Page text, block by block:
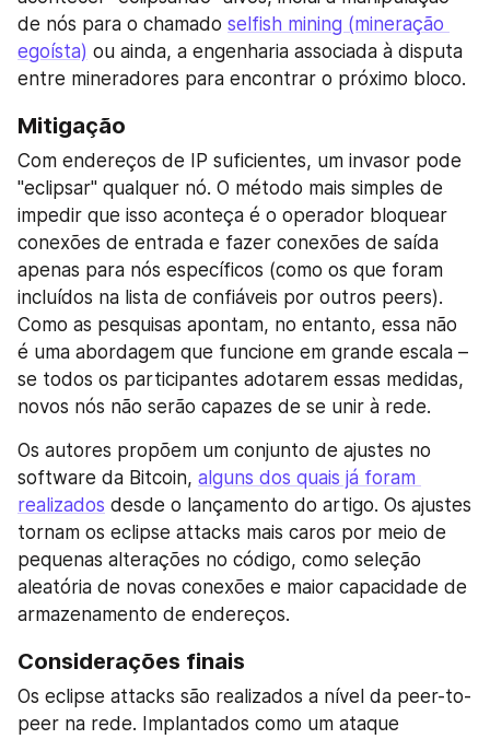
de nós para o chamado selfish mining (mineração
egoísta) ou ainda, a engenharia associada à disputa
entre mineradores para encontrar o próximo bloco.
Mitigação
Com endereços de IP suficientes, um invasor pode
"eclipsar" qualquer nó. O método mais simples de
impedir que isso aconteça é o operador bloquear
conexões de entrada e fazer conexões de saída
apenas para nós específicos (como os que foram
incluídos na lista de confiáveis por outros peers).
Como as pesquisas apontam, no entanto, essa não
é uma abordagem que funcione em grande escala –
se todos os participantes adotarem essas medidas,
novos nós não serão capazes de se unir à rede.
Os autores propõem um conjunto de ajustes no
software da Bitcoin, alguns dos quais já foram
realizados desde o lançamento do artigo. Os ajustes
tornam os eclipse attacks mais caros por meio de
pequenas alterações no código, como seleção
aleatória de novas conexões e maior capacidade de
armazenamento de endereços.
Considerações finais
Os eclipse attacks são realizados a nível da peer-to-
peer na rede. Implantados como um ataque